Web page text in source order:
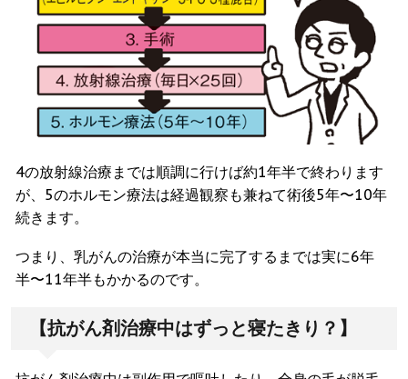
4の放射線治療までは順調に行けば約1年半で終わります
が、5のホルモン療法は経過観察も兼ねて術後5年〜10年
続きます。
つまり、乳がんの治療が本当に完了するまでは実に6年
半〜11年半もかかるのです。
【抗がん剤治療中はずっと寝たきり？】